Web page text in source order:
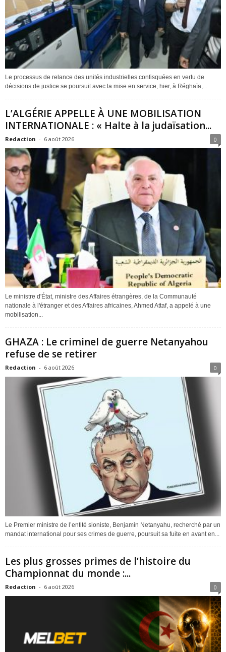
Le processus de relance des unités industrielles confisquées en vertu de
décisions de justice se poursuit avec la mise en service, hier, à Réghaïa,...
L’ALGÉRIE APPELLE À UNE MOBILISATION
INTERNATIONALE : « Halte à la judaïsation...
Redaction - 6 août 2026 0
Le ministre d'État, ministre des Affaires étrangères, de la Communauté
nationale à l'étranger et des Affaires africaines, Ahmed Attaf, a appelé à une
mobilisation...
GHAZA : Le criminel de guerre Netanyahou
refuse de se retirer
Redaction - 6 août 2026 0
Le Premier ministre de l’entité sioniste, Benjamin Netanyahu, recherché par un
mandat international pour ses crimes de guerre, poursuit sa fuite en avant en...
Les plus grosses primes de l’histoire du
Championnat du monde :...
Redaction - 6 août 2026 0